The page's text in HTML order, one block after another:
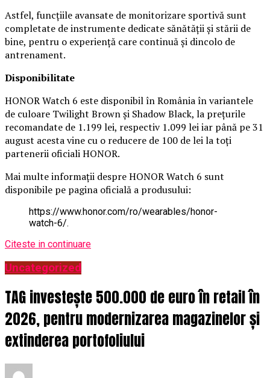
Astfel, funcțiile avansate de monitorizare sportivă sunt
completate de instrumente dedicate sănătății și stării de
bine, pentru o experiență care continuă și dincolo de
antrenament.
Disponibilitate
HONOR Watch 6 este disponibil în România în variantele
de culoare Twilight Brown și Shadow Black, la prețurile
recomandate de 1.199 lei, respectiv 1.099 lei iar până pe 31
august acesta vine cu o reducere de 100 de lei la toți
partenerii oficiali HONOR.
Mai multe informații despre HONOR Watch 6 sunt
disponibile pe pagina oficială a produsului:
https://www.honor.com/ro/wearables/honor-
watch-6/.
Citeste in continuare
Uncategorized
TAG investește 500.000 de euro în retail în
2026, pentru modernizarea magazinelor și
extinderea portofoliului